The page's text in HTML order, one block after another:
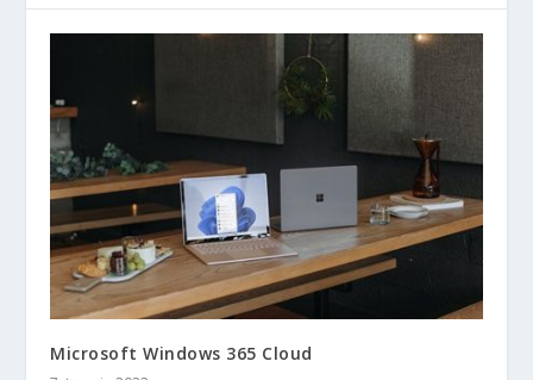
Microsoft Windows 365 Cloud